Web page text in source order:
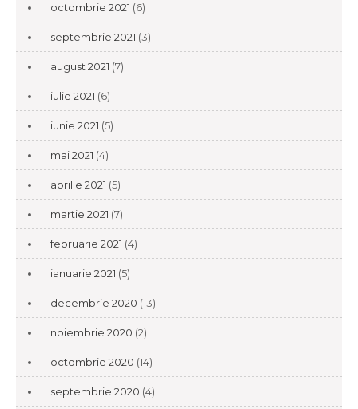
octombrie 2021 (6)
septembrie 2021 (3)
august 2021 (7)
iulie 2021 (6)
iunie 2021 (5)
mai 2021 (4)
aprilie 2021 (5)
martie 2021 (7)
februarie 2021 (4)
ianuarie 2021 (5)
decembrie 2020 (13)
noiembrie 2020 (2)
octombrie 2020 (14)
septembrie 2020 (4)